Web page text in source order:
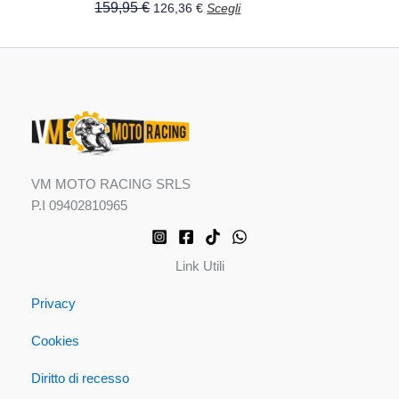
159,95€ 126,36€ Scegli
VM MOTO RACING SRLS
P.I 09402810965
Link Utili
Privacy
Cookies
Diritto di recesso